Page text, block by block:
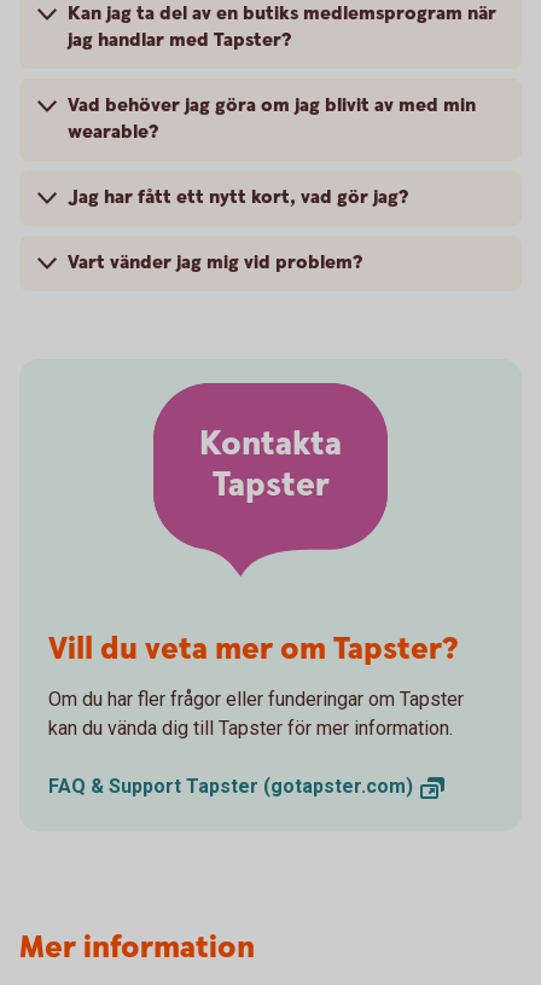
Kan jag ta del av en butiks medlemsprogram när
jag handlar med Tapster?
Vad behöver jag göra om jag blivit av med min
wearable?
Jag har fått ett nytt kort, vad gör jag?
Vart vänder jag mig vid problem?
Kontakta
Tapster
Vill du veta mer om Tapster?
Om du har fler frågor eller funderingar om Tapster
kan du vända dig till Tapster för mer information.
FAQ & Support Tapster (gotapster.com)
Mer information